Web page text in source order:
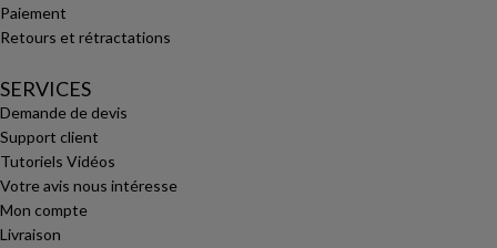
Paiement
Retours et rétractations
SERVICES
Demande de devis
Support client
Tutoriels Vidéos
Votre avis nous intéresse
Mon compte
Livraison